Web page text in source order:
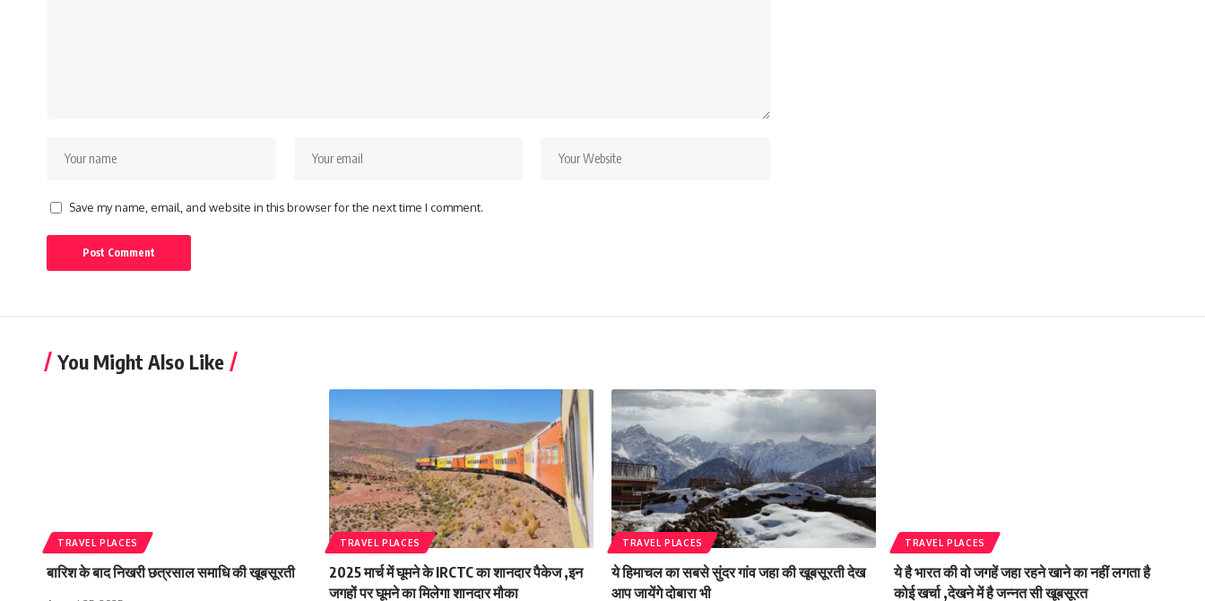
Save my name, email, and website in this browser for the next time I comment.
You Might Also Like
TRAVEL PLACES
बारिश के बाद निखरी छत्रसाल समाधि की खूबसूरती
TRAVEL PLACES
2025 मार्च में घूमने के IRCTC का शानदार पैकेज ,इन
जगहों पर घूमने का मिलेगा शानदार मौका
TRAVEL PLACES
ये हिमाचल का सबसे सुंदर गांव जहा की खूबसूरती देख
आप जायेंगे दोबारा भी
TRAVEL PLACES
ये है भारत की वो जगहें जहा रहने खाने का नहीं लगता है
कोई खर्चा ,देखने में है जन्नत सी खूबसूरत